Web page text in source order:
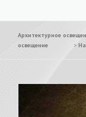
Архитектурное
освещение
>